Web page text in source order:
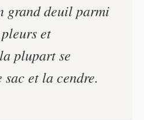
grand deuil parmi
et
plupart se
et la cendre.